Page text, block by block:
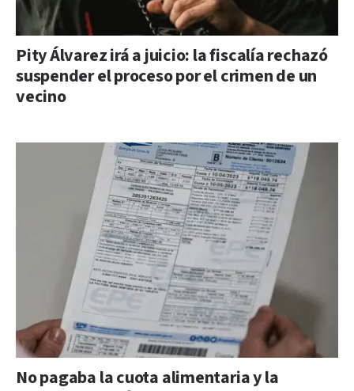
Pity Álvarez irá a juicio: la fiscalía rechazó
suspender el proceso por el crimen de un
vecino
No pagaba la cuota alimentaria y la